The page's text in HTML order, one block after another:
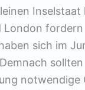
London
sich im
notwendige